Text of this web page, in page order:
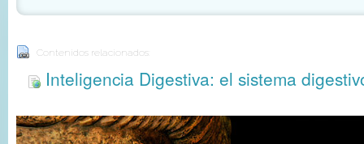
Contenidos relacionados:
Inteligencia Digestiva: el sistema